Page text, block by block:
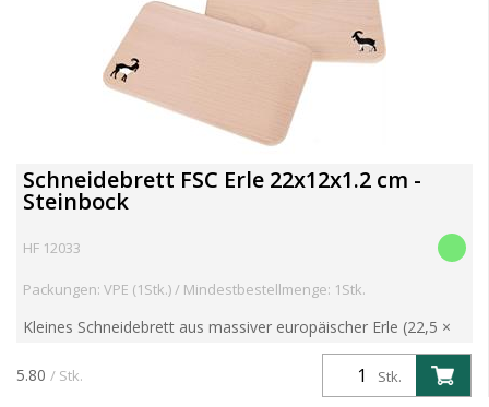
Schneidebrett FSC Erle 22x12x1.2 cm -
Steinbock
HF 12033
Packungen: VPE (1Stk.) / Mindestbestellmenge: 1Stk.
Kleines Schneidebrett aus massiver europäischer Erle (22,5 ×
12,5 × 1,2 cm). Robust, langlebig und ideal für den täglichen
Einsatz – auch perfekt für Kinderhände. Mit dek...
Stk.
5.80 / Stk.